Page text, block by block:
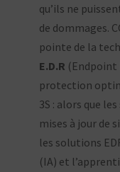
qu’ils ne
de dommages.
pointe de la
E.D.R (Endpoint
protection
3S : alors que
mises à jour de
les solutions
(IA) et